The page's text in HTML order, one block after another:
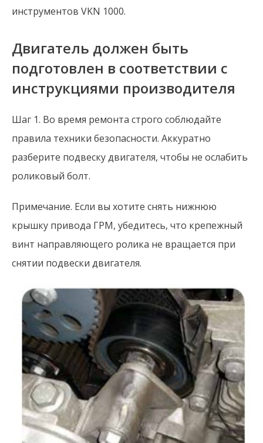
инструментов VKN 1000.
Двигатель должен быть
подготовлен в соответствии с
инструкциями производителя
Шаг 1. Во время ремонта строго соблюдайте
правила техники безопасности. Аккуратно
разберите подвеску двигателя, чтобы не ослабить
роликовый болт.
Примечание. Если вы хотите снять нижнюю
крышку привода ГРМ, убедитесь, что крепежный
винт направляющего ролика не вращается при
снятии подвески двигателя.